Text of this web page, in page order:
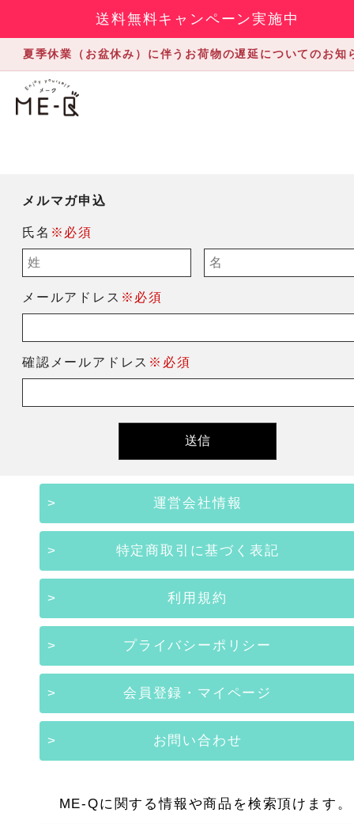
送料無料キャンペーン実施中
夏季休業（お盆休み）に伴うお荷物の遅延についてのお知
メルマガ申込
氏名 ※必須
メールアドレス ※必須
確認メールアドレス ※必須
運営会社情報
特定商取引に基づく表記
利用規約
プライバシーポリシー
会員登録・マイページ
お問い合わせ
ME-Qに関する情報や商品を検索頂けます。